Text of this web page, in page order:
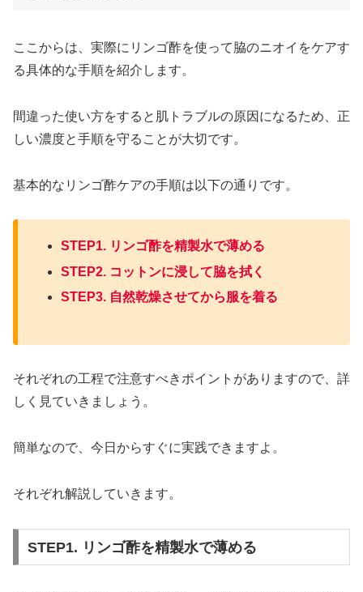
ここからは、実際にリンゴ酢を使って脇のニオイをケアす
る具体的な手順を紹介します。
間違った使い方をすると肌トラブルの原因になるため、正
しい濃度と手順を守ることが大切です。
基本的なリンゴ酢ケアの手順は以下の通りです。
STEP1. リンゴ酢を精製水で薄める
STEP2. コットンに浸して脇を拭く
STEP3. 自然乾燥させてから服を着る
それぞれの工程で注意すべきポイントがありますので、詳
しく見ていきましょう。
簡単なので、今日からすぐに実践できますよ。
それぞれ解説していきます。
STEP1. リンゴ酢を精製水で薄める